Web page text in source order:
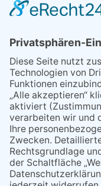
21.04.2026
11.03.2026
04.02.2026
04.02.2026